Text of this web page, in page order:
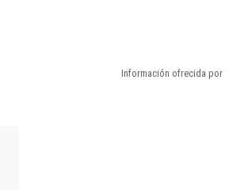
Información ofrecida por